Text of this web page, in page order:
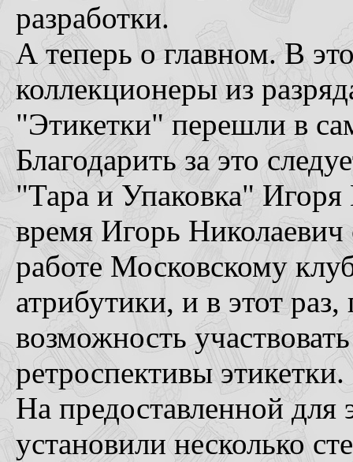
разработки.
А теперь о главном. В
коллекционеры из
"Этикетки" перешли в
Благодарить за это
"Тара и Упаковка"
время Игорь
работе Московскому
атрибутики, и в этот
возможность
ретроспективы этикетки.
На предоставленной
установили несколько